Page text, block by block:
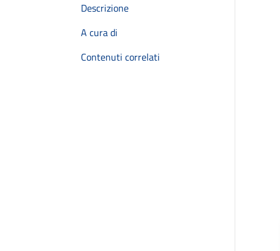
Descrizione
A cura di
Contenuti correlati